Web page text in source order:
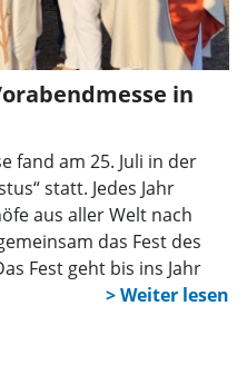
in
fand am 25. Juli in der
statt. Jedes Jahr
aus aller Welt nach
das Fest des
Fest geht bis ins Jahr